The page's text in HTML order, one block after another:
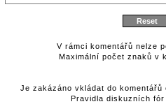
V rámci komentářů nelze
Maximální počet znaků v
Je zakázáno vkládat do
Pravidla diskuzních